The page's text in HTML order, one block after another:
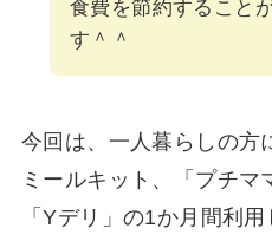
食費を節約すること
す＾＾
今回は、一人暮らしの方
ミールキット、「プチマ
「Yデリ」の1か月間利